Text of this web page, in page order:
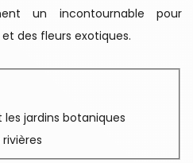
un incontournable pour
des fleurs exotiques.
jardins botaniques